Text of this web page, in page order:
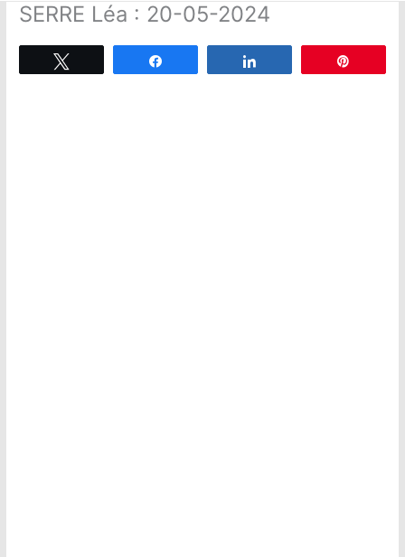
SERRE Léa : 20-05-2024